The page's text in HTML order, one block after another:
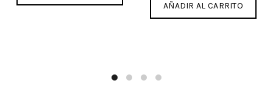
AÑADIR AL CARRITO